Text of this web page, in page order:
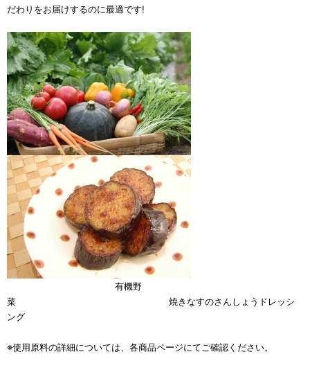
だわりをお届けするのに最適です!
有機野
菜 焼きなすのさんしょうドレッシ
ング
※使用原料の詳細については、各商品ページにてご確認ください。